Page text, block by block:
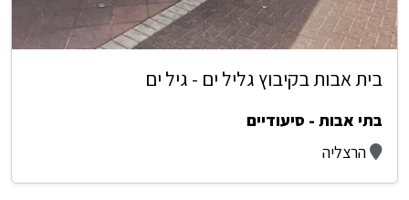
בית אבות בקיבוץ גליל ים - גיל ים
בתי אבות - סיעודיים
הרצליה